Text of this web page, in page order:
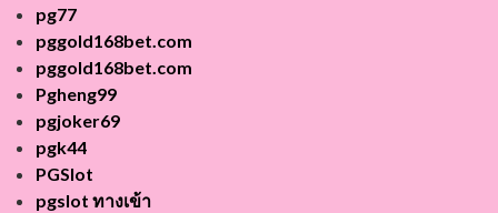
pg77
pggold168bet.com
pggold168bet.com
Pgheng99
pgjoker69
pgk44
PGSlot
pgslot ทางเข้า